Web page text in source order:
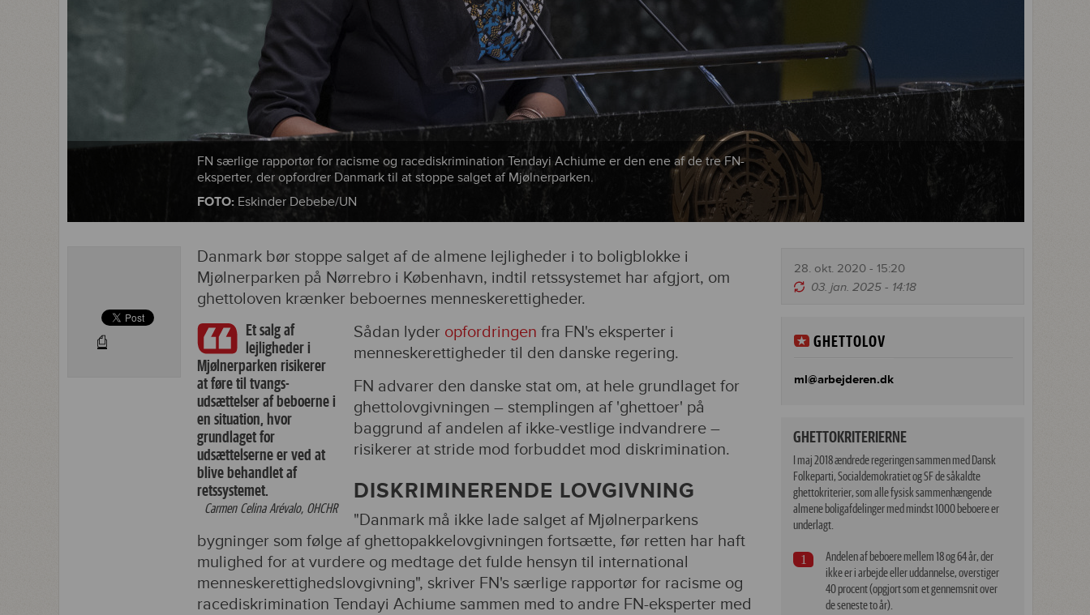
FN særlige rapportør for racisme og racediskrimination Tendayi Achiume er den ene af de tre FN-
eksperter, der opfordrer Danmark til at stoppe salget af Mjølnerparken.
FOTO: Eskinder Debebe/UN
⎙
Danmark bør stoppe salget af de almene lejligheder i to boligblokke i
Mjølnerparken på Nørrebro i København, indtil retssystemet har afgjort, om
ghettoloven krænker beboernes menneskerettigheder.
Et salg af
lejligheder i
Mjølnerparken risikerer
at føre til tvangs-
udsættelser af beboerne i
en situation, hvor
grundlaget for
udsættelserne er ved at
blive behandlet af
retssystemet.
Carmen Celina Arévalo, OHCHR
Sådan lyder opfordringen fra FN's eksperter i
menneskerettigheder til den danske regering.
FN advarer den danske stat om, at hele grundlaget for
ghettolovgivningen – stemplingen af 'ghettoer' på
baggrund af andelen af ikke-vestlige indvandrere –
risikerer at stride mod forbuddet mod diskrimination.
DISKRIMINERENDE LOVGIVNING
"Danmark må ikke lade salget af Mjølnerparkens
bygninger som følge af ghettopakkelovgivningen fortsætte, før retten har haft
mulighed for at vurdere og medtage det fulde hensyn til international
menneskerettighedslovgivning", skriver FN's særlige rapportør for racisme og
racediskrimination Tendayi Achiume sammen med to andre FN-eksperter med
28. okt. 2020 - 15:20
03. jan. 2025 - 14:18
GHETTOLOV
ml@arbejderen.dk
GHETTOKRITERIERNE
I maj 2018 ændrede regeringen sammen med Dansk
Folkeparti, Socialdemokratiet og SF de såkaldte
ghettokriterier, som alle fysisk sammenhængende
almene boligafdelinger med mindst 1000 beboere er
underlagt.
Andelen af beboere mellem 18 og 64 år, der
ikke er i arbejde eller uddannelse, overstiger
40 procent (opgjort som et gennemsnit over
de seneste to år).